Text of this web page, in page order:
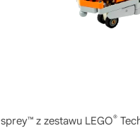
z zestawu LEGO®